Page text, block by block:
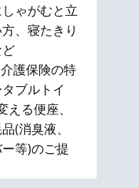
ゃがむと立
、寝たきり
護保険の特
ブルトイ
る便座、​
(消臭液、
等)のご提